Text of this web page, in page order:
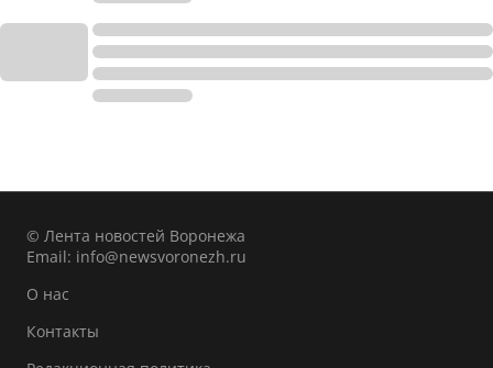
© Лента новостей Воронежа
Email: info@newsvoronezh.ru
О нас
Контакты